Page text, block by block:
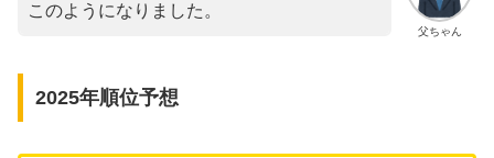
父ちゃん
このようになりました。
2025年順位予想